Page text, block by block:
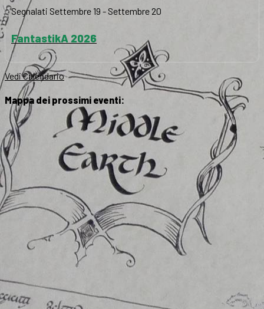
Segnalati Settembre 19 -Settembre 20
FantastikA 2026
Vedi Calendario
Mappa dei prossimi eventi: